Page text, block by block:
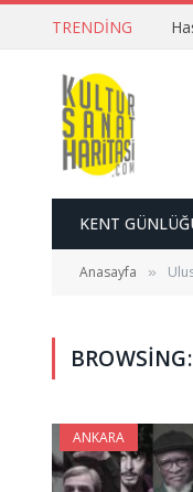
TRENDING
KENT
Anasayfa »
BROWSING:
ANKARA